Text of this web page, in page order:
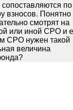
по
взносов. Понятно
смотрят на
или иной СРО и
СРО нужен такой
величина